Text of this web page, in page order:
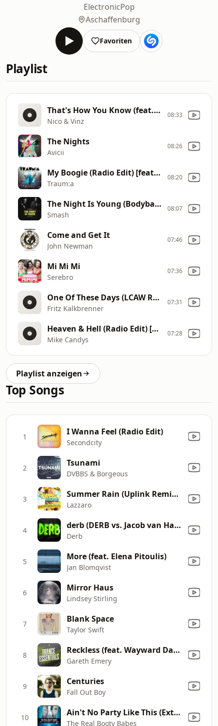
ElectronicPop
Aschaffenburg
Favoriten
Playlist
That's How You Know (feat. Kid Ink & Bebe Rexha) [Fucked Up HEYHEY Remix]
Nico & Vinz
08:33
The Nights
Avicii
08:26
My Boogie (Radio Edit) [feat. Jak Polo]
Traum:a
08:20
The Night Is Young (Bodybangers Remix Edit) [feat. Ridley]
Smash
08:07
Come and Get It
John Newman
07:46
Mi Mi Mi
Serebro
07:36
One Of These Days (LCAW Remix)
Fritz Kalkbrenner
07:31
Heaven & Hell (Radio Edit) [Mike Candys vs. Shaun Baker] [feat. Evelyn]
Mike Candys
07:28
Playlist anzeigen
Top Songs
1 I Wanna Feel (Radio Edit)
Secondcity
2 Tsunami
DVBBS & Borgeous
3 Summer Rain (Uplink Remix Edit) [feat. Iveta Mukuchyan]
Lazzaro
4 derb (DERB vs. Jacob van Hage) [Jacob van Hage Remix]
Derb
5 More (feat. Elena Pitoulis)
Jan Blomqvist
6 Mirror Haus
Lindsey Stirling
7 Blank Space
Taylor Swift
8 Reckless (feat. Wayward Daughter) [Standerwick Remix]
Gareth Emery
9 Centuries
Fall Out Boy
10 Ain't No Party Like This (Extended Mix)
The Real Booty Babes